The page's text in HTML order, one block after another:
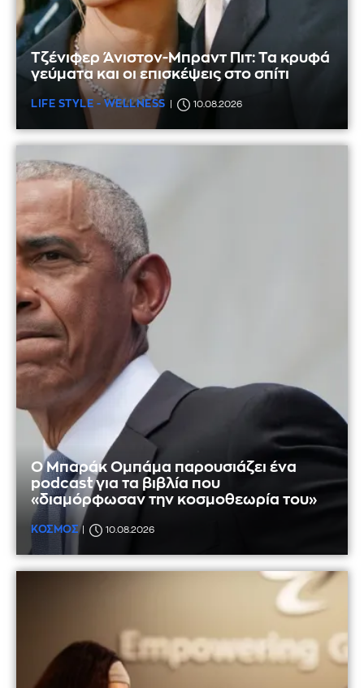
Τζένιφερ Άνιστον-Μπραντ Πιτ: Τα κρυφά
γεύματα και οι επισκέψεις στο σπίτι
LIFE STYLE - WELLNESS 10.08.2026
Ο Μπαράκ Ομπάμα παρουσιάζει ένα
podcast για τα βιβλία που
«διαμόρφωσαν την κοσμοθεωρία του»
ΚΟΣΜΟΣ 10.08.2026